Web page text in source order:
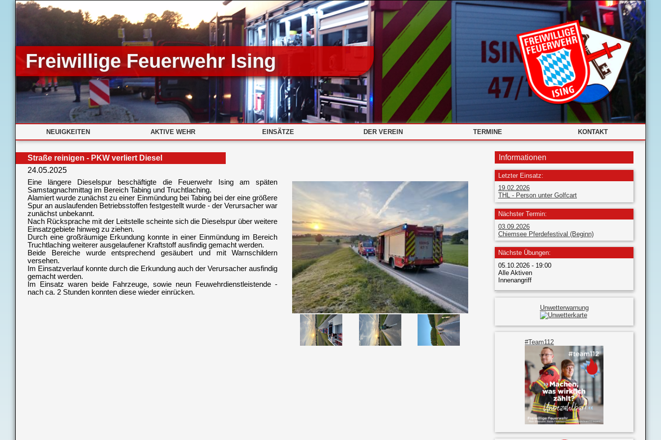
Freiwillige Feuerwehr Ising
NEUIGKEITEN AKTIVE WEHR EINSÄTZE DER VEREIN TERMINE KONTAKT
Straße reinigen - PKW verliert Diesel
24.05.2025
Eine längere Dieselspur beschäftigte die Feuerwehr Ising am späten
Samstagnachmittag im Bereich Tabing und Truchtlaching.
Alamiert wurde zunächst zu einer Einmündung bei Tabing bei der eine größere
Spur an auslaufenden Betriebsstoffen festgestellt wurde - der Verursacher war
zunächst unbekannt.
Nach Rücksprache mit der Leitstelle scheinte sich die Dieselspur über weitere
Einsatzgebiete hinweg zu ziehen.
Durch eine großräumige Erkundung konnte in einer Einmündung im Bereich
Truchtlaching weiterer ausgelaufener Kraftstoff ausfindig gemacht werden.
Beide Bereiche wurde entsprechend gesäubert und mit Warnschildern
versehen.
Im Einsatzverlauf konnte durch die Erkundung auch der Verursacher ausfindig
gemacht werden.
Im Einsatz waren beide Fahrzeuge, sowie neun Feuwehrdienstleistende -
nach ca. 2 Stunden konnten diese wieder einrücken.
Informationen
Letzter Einsatz:
19.02.2026
THL - Person unter Golfcart
Nächster Termin:
03.09.2026
Chiemsee Pferdefestival (Beginn)
Nächste Übungen:
05.10.2026 - 19:00
Alle Aktiven
Innenangriff
Unwetterwarnung
#Team112